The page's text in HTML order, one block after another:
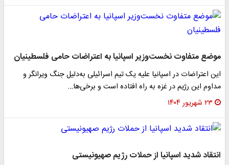
موضع متفاوت نخست‌وزیر اسپانیا به اعتراضات حامی فلسطینیان
این اعتراضات در اسپانیا علیه یک تیم اسرائیلی به‌دلیل جنگ ویرانگر و
مداوم این رژیم در غزه به راه افتاده است و برخی‌ها…
۲۳ شهریور ۱۴۰۴
انتقاد شدید اسپانیا از حملات رژیم صهیونیستی